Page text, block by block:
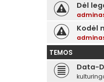
Dėl
Kodėl
TEMOS
Data-